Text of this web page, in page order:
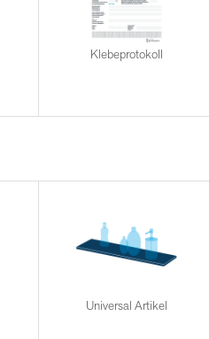
Klebeprotokoll
Universal Artikel